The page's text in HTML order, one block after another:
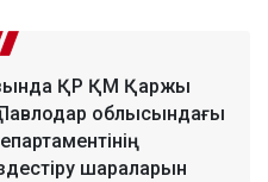
ҚР ҚМ Қаржы
Павлодар облысындағы
шараларын